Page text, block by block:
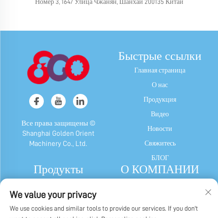
Номер 3, 1647 Улица Чжанян, Шанхай 200135 Китай
Все права защищены ©
Shanghai Golden Orient
Machinery Co., Ltd.
Быстрые ссылки
Главная страница
О нас
Продукция
Видео
Новости
Свяжитесь
БЛОГ
Продукты
Жевательной Резинки
Шоколадный Автомат
О КОМПАНИИ
Заводской дисплей
We value your privacy
We use cookies and similar tools to provide our services. If you don't